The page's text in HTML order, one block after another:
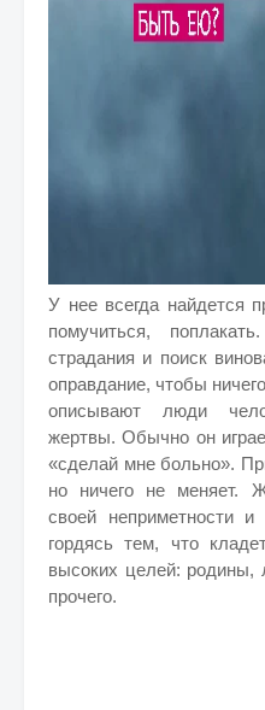
У нее всегда найдется
помучиться,
cтрадания и поиск
оправдание, чтобы
описывают люди
жертвы. Обычно он
«сделай мне больно».
но ничего не меняет.
своей неприметности
гордясь тем, что
высоких целей: родины,
прочего.